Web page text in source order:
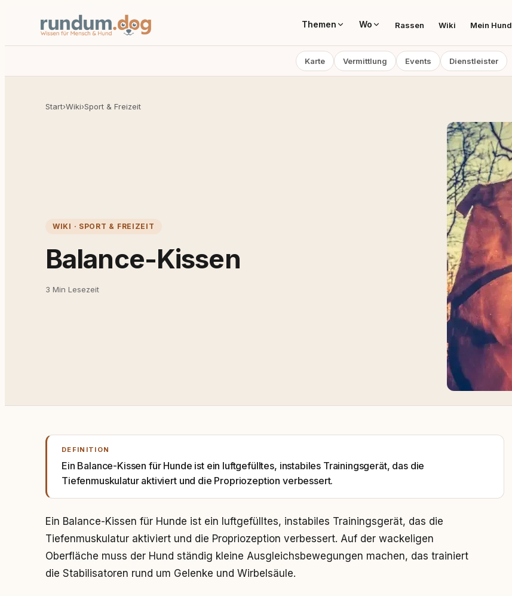
Themen Wo Rassen Wiki Mein Hund
Karte Vermittlung Events Dienstleister
Start›Wiki›Sport & Freizeit
WIKI · SPORT & FREIZEIT
Balance-Kissen
3 Min Lesezeit
DEFINITION
Ein Balance-Kissen für Hunde ist ein luftgefülltes, instabiles Trainingsgerät, das die
Tiefenmuskulatur aktiviert und die Propriozeption verbessert.
Ein Balance-Kissen für Hunde ist ein luftgefülltes, instabiles Trainingsgerät, das die
Tiefenmuskulatur aktiviert und die Propriozeption verbessert. Auf der wackeligen
Oberfläche muss der Hund ständig kleine Ausgleichsbewegungen machen, das trainiert
die Stabilisatoren rund um Gelenke und Wirbelsäule.